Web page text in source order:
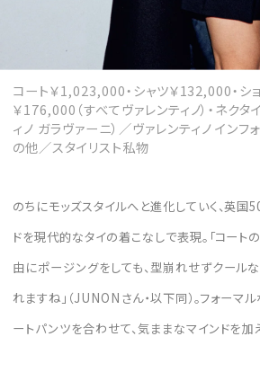
コート￥1,023,000・シャツ￥132,000・シ
￥176,000（すべてヴァレンティノ）・ネク
ィノ ガラヴァーニ）／ヴァレンティノ イン
の他／スタイリスト私物
のちにモッズスタイルへと進化していく、英国
ドを現代的なタイの着こなしで表現。「コート
由にポージングをしても、型崩れせずクール
れますね」（JUNONさん・以下同）。フォーマ
ートパンツを合わせて、気ままなマインドを加